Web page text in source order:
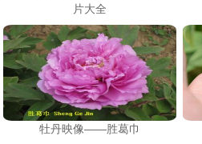
片大全
牡丹映像——胜葛巾